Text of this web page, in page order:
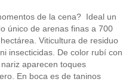
de la cena? Ideal un
único de arenas finas a 700
Viticultura de residuo
insecticidas. De color rubí con
aparecen toques
En boca es de taninos